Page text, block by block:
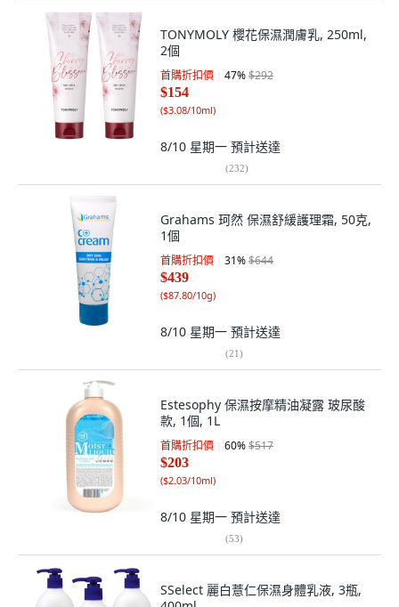
TONYMOLY 櫻花保濕潤膚乳, 250ml,
2個
首購折扣價 47%$292
$154
($3.08/10ml)
8/10 星期一 預計送達
(232)
Grahams 珂然 保濕舒緩護理霜, 50克,
1個
首購折扣價 31%$644
$439
($87.80/10g)
8/10 星期一 預計送達
(21)
Estesophy 保濕按摩精油凝露 玻尿酸
款, 1個, 1L
首購折扣價 60%$517
$203
($2.03/10ml)
8/10 星期一 預計送達
(53)
SSelect 麗白薏仁保濕身體乳液, 3瓶,